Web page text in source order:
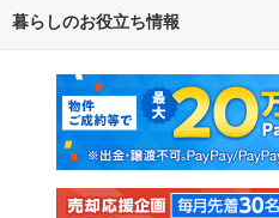
不動産・住宅
新築マンション
新築一戸建て
注文住宅
暮らしのお役立ち情報
マンションカタログ